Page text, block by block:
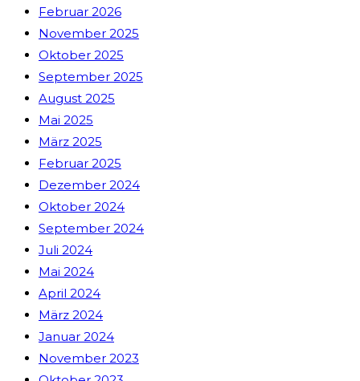
Februar 2026
November 2025
Oktober 2025
September 2025
August 2025
Mai 2025
März 2025
Februar 2025
Dezember 2024
Oktober 2024
September 2024
Juli 2024
Mai 2024
April 2024
März 2024
Januar 2024
November 2023